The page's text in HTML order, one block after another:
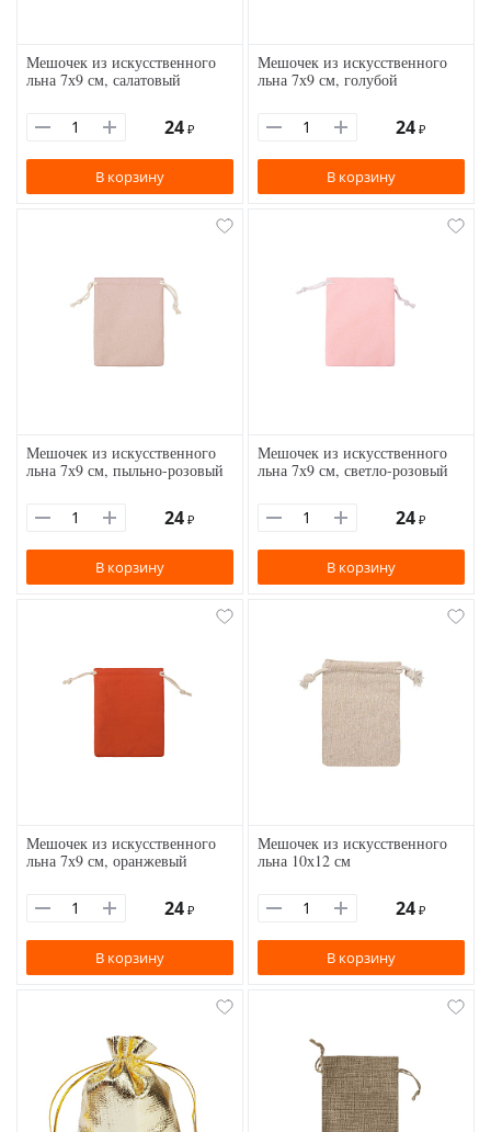
Мешочек из искусственного
льна 7х9 см, салатовый
24 ₽
В корзину
Мешочек из искусственного
льна 7х9 см, голубой
24 ₽
В корзину
Мешочек из искусственного
льна 7х9 см, пыльно-розовый
24 ₽
В корзину
Мешочек из искусственного
льна 7х9 см, светло-розовый
24 ₽
В корзину
Мешочек из искусственного
льна 7х9 см, оранжевый
24 ₽
В корзину
Мешочек из искусственного
льна 10х12 см
24 ₽
В корзину